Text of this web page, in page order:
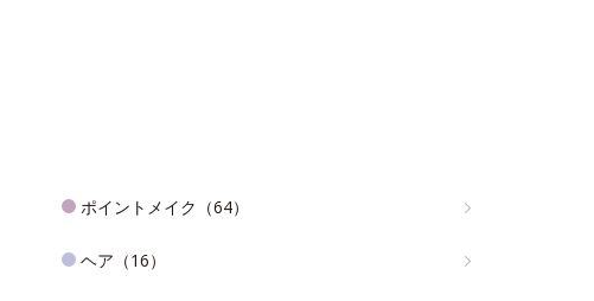
ポイントメイク（64）
ヘア（16）